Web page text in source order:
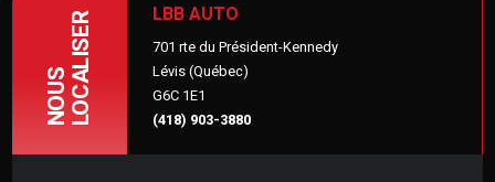
NOUSLOCALISER LBB AUTO
701 rte du Président-Kennedy
Lévis (Québec)
G6C 1E1
(418) 903-3880